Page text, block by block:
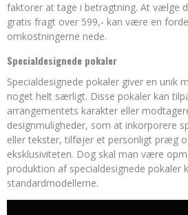
faktorer at tage i betragtning. At vælge
gratis fragt over 599,- kan være en
omkostningerne nede.
Specialdesignede pokaler
Specialdesignede pokaler giver en unik
noget helt særligt. Disse pokaler kan
arrangementets karakter eller
designmuligheder, som at inkorporere
eller tekster, tilføjer et personligt præg
eksklusiviteten. Dog skal man være
produktion af specialdesignede pokaler
standardmodellerne.